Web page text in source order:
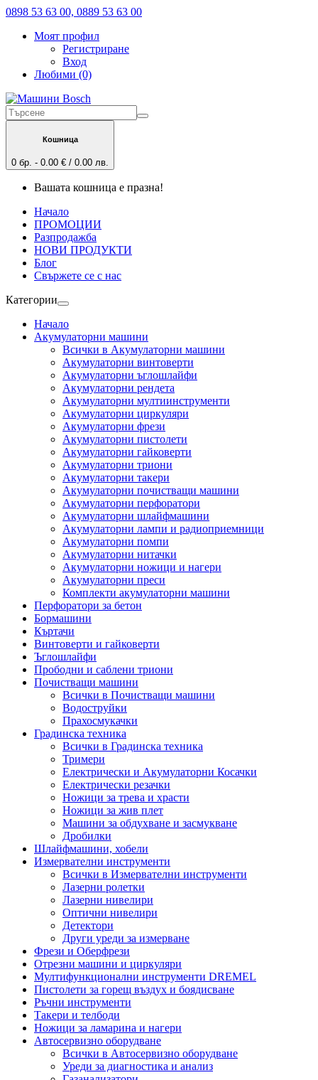
0898 53 63 00, 0889 53 63 00
Моят профил
Регистриране
Вход
Любими (0)
Кошница
0 бр. - 0.00 € / 0.00 лв.
Вашата кошница е празна!
Начало
ПРОМОЦИИ
Разпродажба
НОВИ ПРОДУКТИ
Блог
Свържете се с нас
Категории
Начало
Акумулаторни машини
Всички в Акумулаторни машини
Акумулаторни винтоверти
Акумулаторни ъглошлайфи
Акумулаторни рендета
Акумулаторни мултиинструменти
Акумулаторни циркуляри
Акумулаторни фрези
Акумулаторни пистолети
Акумулаторни гайковерти
Акумулаторни триони
Акумулаторни такери
Акумулаторни почистващи машини
Акумулаторни перфоратори
Акумулаторни шлайфмашини
Акумулаторни лампи и радиоприемници
Акумулаторни помпи
Акумулаторни нитачки
Акумулаторни ножици и нагери
Акумулаторни преси
Комплекти акумулаторни машини
Перфоратори за бетон
Бормашини
Къртачи
Винтоверти и гайковерти
Ъглошлайфи
Прободни и саблени триони
Почистващи машини
Всички в Почистващи машини
Водоструйки
Прахосмукачки
Градинска техника
Всички в Градинска техника
Тримери
Електрически и Акумулаторни Косачки
Електрически резачки
Ножици за трева и храсти
Ножици за жив плет
Машини за обдухване и засмукване
Дробилки
Шлайфмашини, хобели
Измервателни инструменти
Всички в Измервателни инструменти
Лазерни ролетки
Лазерни нивелири
Оптични нивелири
Детектори
Други уреди за измерване
Фрези и Оберфрези
Отрезни машини и циркуляри
Мултифункционални инструменти DREMEL
Пистолети за горещ въздух и боядисване
Ръчни инструменти
Такери и телбоди
Ножици за ламарина и нагери
Автосервизно оборудване
Всички в Автосервизно оборудване
Уреди за диагностика и анализ